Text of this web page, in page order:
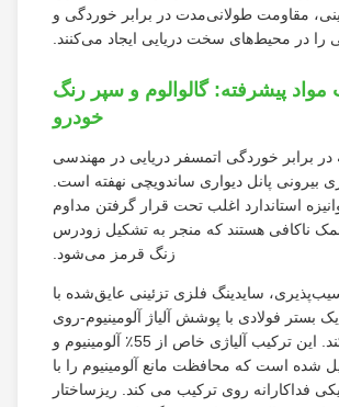
مقاومت طولانی‌مدت در برابر خوردگی و
در محیط‌های سخت دریایی ایجاد می‌کنند.
پیشرفته: گالوالوم و سپر رنگ
خودرو
برابر خوردگی اتمسفر دریایی در مهندسی
پانل دیواری ساندویچی نهفته است.
استاندارد اغلب تحت قرار گرفتن مداوم
هستند که منجر به تشکیل زودرس
زنگ قرمز می‌شود.
سایدینگ فلزی تزئینی عایق‌شده با
فولادی با پوشش آلیاژ آلومینیوم-روی
استفاده می‌کند. این ترکیب آلیاژی خاص از 55٪ آلومینیوم و
است که محافظت مانع آلومینیوم را با
روی ترکیب می کند. ریزساختار